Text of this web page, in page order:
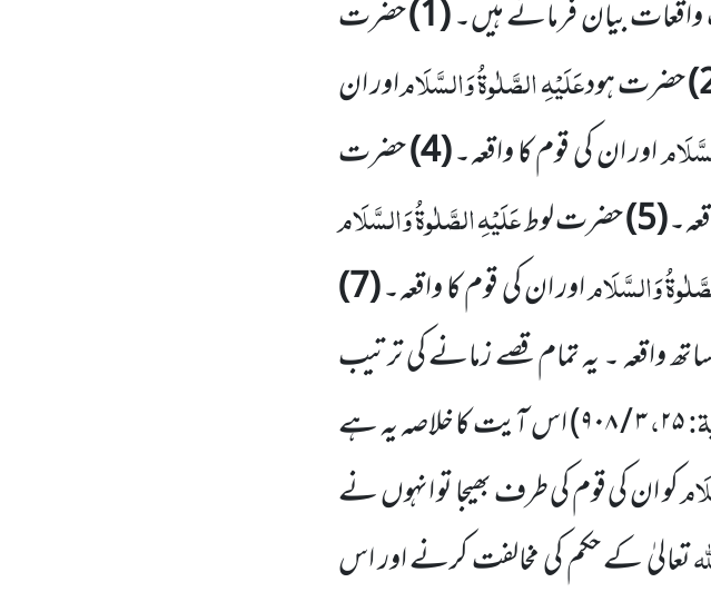
بیان فرمائے ہیں۔(1) حضرت
حضرت ہودعَلَیْہِ الصَّلٰوۃُ وَالسَّلَاماور ان
اور ان کی قوم کا واقعہ۔(4) حضرت
(5) حضرت لوطعَلَیْہِ الصَّلٰوۃُ وَالسَّلَام
وَالسَّلَاماور ان کی قوم کا واقعہ۔(7)
واقعہ ۔ یہ تمام قصے زمانے کی ترتیب
۲۵،۳ / ۹۰۸ )اس آیت کا خلاصہ یہ ہے
کو ان کی قوم کی طرف بھیجا تو انہوں نے
تعالیٰ کے حکم کی مخالفت کرنے اور اس